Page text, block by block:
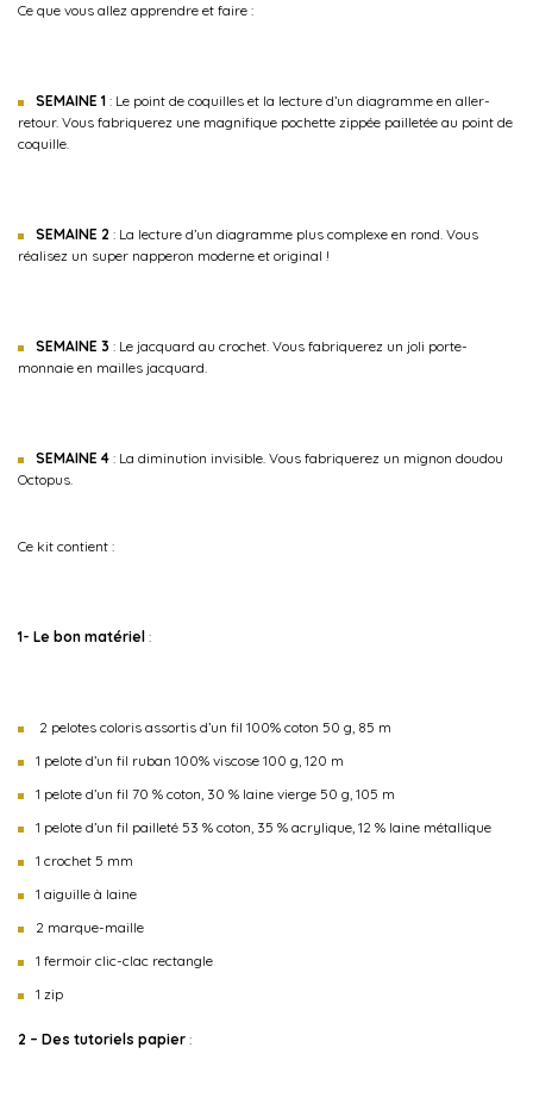
Ce que vous allez apprendre et faire :
SEMAINE 1 : Le point de coquilles et la lecture d’un diagramme en aller-
retour. Vous fabriquerez une magnifique pochette zippée pailletée au point de
coquille.
SEMAINE 2 : La lecture d’un diagramme plus complexe en rond. Vous
réalisez un super napperon moderne et original !
SEMAINE 3 : Le jacquard au crochet. Vous fabriquerez un joli porte-
monnaie en mailles jacquard.
SEMAINE 4 : La diminution invisible. Vous fabriquerez un mignon doudou
Octopus.
Ce kit contient :
1- Le bon matériel :
2 pelotes coloris assortis d’un fil 100% coton 50 g, 85 m
1 pelote d’un fil ruban 100% viscose 100 g, 120 m
1 pelote d’un fil 70 % coton, 30 % laine vierge 50 g, 105 m
1 pelote d’un fil pailleté 53 % coton, 35 % acrylique, 12 % laine métallique
1 crochet 5 mm
1 aiguille à laine
2 marque-maille
1 fermoir clic-clac rectangle
1 zip
2 – Des tutoriels papier :